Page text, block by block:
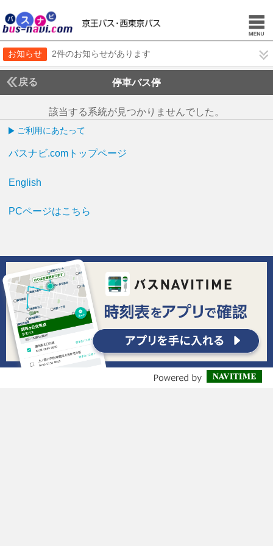
お知らせ 2件のお知らせがあります
戻る 停車バス停
該当する系統が見つかりませんでした。
ご利用にあたって
バスナビ.comトップページ
English
PCページはこちら